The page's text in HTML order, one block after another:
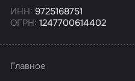
ИНН: 9725168751
ОГРН: 1247700614402
Главное